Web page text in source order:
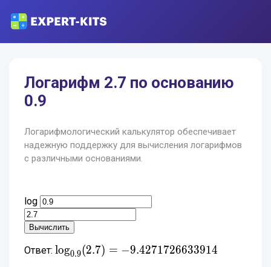
Логарифм 2.7 по основанию
0.9
Логарифмологический калькулятор обеспечивает
надежную поддержку для вычисления логарифмов
с различными основаниями.
log
Ответ: \log_{0.9}(2.7) =
log0.9(2.7) = −9.4271726633914